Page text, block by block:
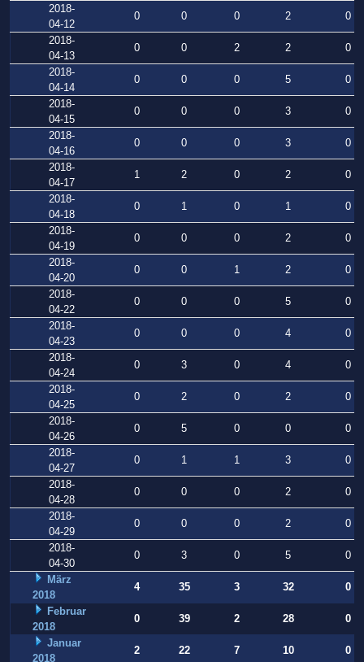
2018-
04-12
0 0 0 2
0
2018-
04-13
0 0 2 2
0
2018-
04-14
0 0 0 5
0
2018-
04-15
0 0 0 3
0
2018-
04-16
0 0 0 3
0
2018-
04-17
1 2 0 2
0
2018-
04-18
0 1 0 1
0
2018-
04-19
0 0 0 2
0
2018-
04-20
0 0 1 2
0
2018-
04-22
0 0 0 5
0
2018-
04-23
0 0 0 4
0
2018-
04-24
0 3 0 4
0
2018-
04-25
0 2 0 2
0
2018-
04-26
0 5 0 0
0
2018-
04-27
0 1 1 3
0
2018-
04-28
0 0 0 2
0
2018-
04-29
0 0 0 2
0
2018-
04-30
0 3 0 5
0
März
2018
4 35 3 32
0
Februar
2018
0 39 2 28
0
Januar
2018
2 22 7 10 0